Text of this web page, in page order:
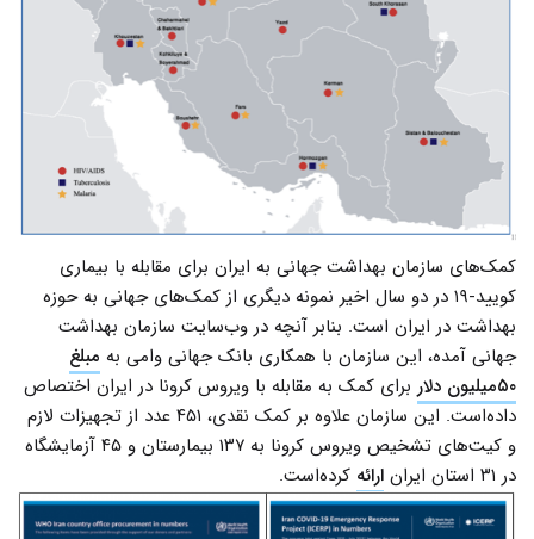
کمک‌های سازمان بهداشت جهانی به ایران برای مقابله با بیماری
کویید-۱۹ در دو سال اخیر نمونه دیگری از کمک‌های جهانی به حوزه
بهداشت در ایران است. بنابر آنچه در وب‌سایت سازمان بهداشت
جهانی آمده، این سازمان با همکاری بانک جهانی وامی به مبلغ
۵۰میلیون دلار
برای کمک به مقابله با ویروس کرونا در ایران اختصاص
داده‌است. این سازمان علاوه بر کمک نقدی، ۴۵۱ عدد از تجهیزات لازم
و کیت‌های تشخیص ویروس کرونا به ۱۳۷ بیمارستان و ۴۵ آزمایشگاه
در ۳۱ استان ایران
ارائه کرده‌است.